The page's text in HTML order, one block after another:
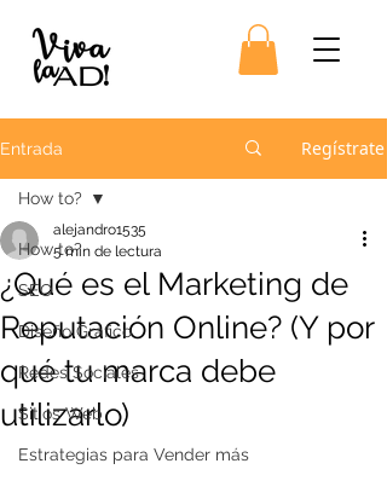
Entrada Regístrate
How to?
SEO
Diseño Gráfico
Redes Sociales
Sitios Web
Estrategias para Vender más
How to?
¿Qué es el Marketing de
Reputación Online? (Y por
qué tu marca debe
utilizarlo)
alejandro1535
5 min de lectura